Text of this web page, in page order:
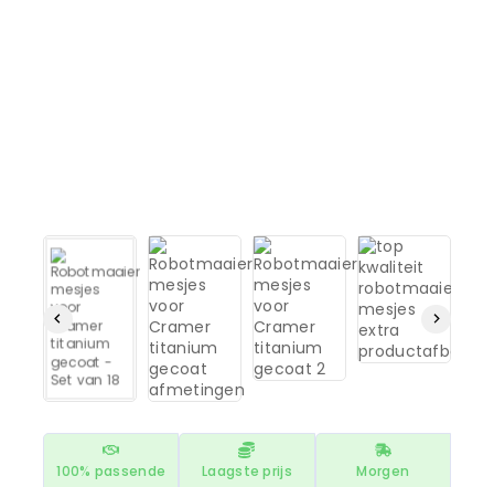
100% passende
Laagste prijs
Morgen